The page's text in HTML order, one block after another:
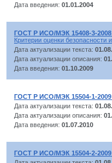
Дата введения: 01.01.2004
ГОСТ Р ИСО/МЭК 15408-3-2008
Критерии оценки
Дата актуализации текста:
Дата актуализации описания:
Дата введения: 01.10.2009
ГОСТ Р ИСО/МЭК 15504-1-2009
Дата актуализации текста:
Дата актуализации описания:
Дата введения: 01.07.2010
ГОСТ Р ИСО/МЭК 15504-2-2009